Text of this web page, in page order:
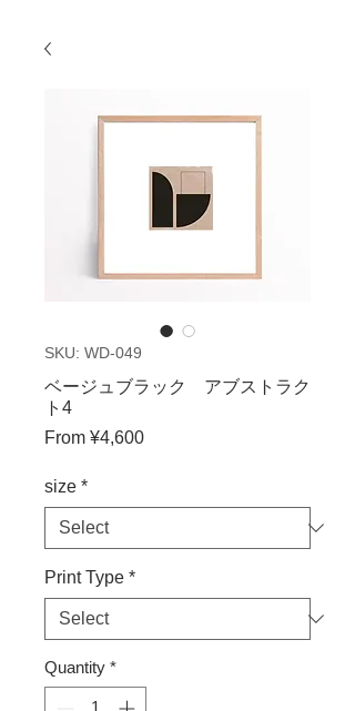
SKU: WD-049
ベージュブラック アブストラク
ト4
From ¥4,600Sale
size *
Print Type *
Quantity *